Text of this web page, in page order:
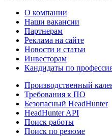
О компании
Наши вакансии
Партнерам
Реклама на сайте
Новости и статьи
Инвесторам
Кандидаты по
Производственный
Требования к ПО
Безопасный HeadHunter
HeadHunter API
Поиск работы
Поиск по резюме